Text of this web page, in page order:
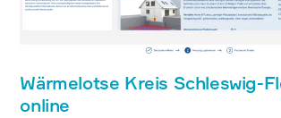
Wärmelotse Kreis Schleswig-
online